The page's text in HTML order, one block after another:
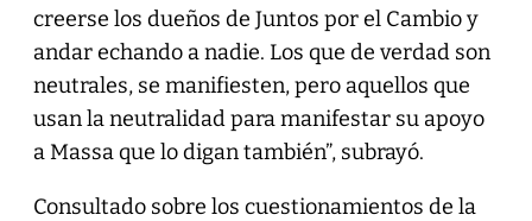
creerse los dueños de Juntos por el Cambio y
andar echando a nadie. Los que de verdad son
neutrales, se manifiesten, pero aquellos que
usan la neutralidad para manifestar su apoyo
a Massa que lo digan también”, subrayó.
Consultado sobre los cuestionamientos de la